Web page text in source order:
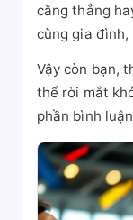
căng thẳng
cùng gia đình,
Vậy còn bạn,
thể rời mắt
phần bình